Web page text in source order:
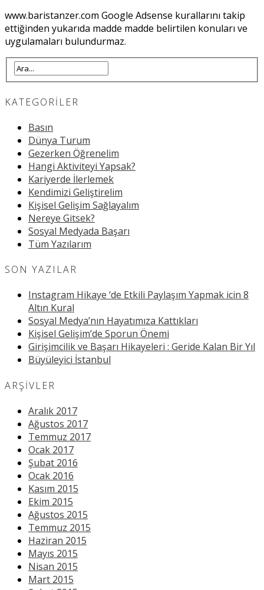
www.baristanzer.com Google Adsense kurallarını takip
ettiğinden yukarıda madde madde belirtilen konuları ve
uygulamaları bulundurmaz.
KATEGORILER
Basın
Dünya Turum
Gezerken Öğrenelim
Hangi Aktiviteyi Yapsak?
Kariyerde İlerlemek
Kendimizi Geliştirelim
Kişisel Gelişim Sağlayalım
Nereye Gitsek?
Sosyal Medyada Başarı
Tüm Yazılarım
SON YAZILAR
Instagram Hikaye ‘de Etkili Paylaşım Yapmak icin 8
Altın Kural
Sosyal Medya’nın Hayatımıza Kattıkları
Kişisel Gelişim’de Sporun Önemi
Girişimcilik ve Başarı Hikayeleri : Geride Kalan Bir Yıl
Büyüleyici İstanbul
ARŞIVLER
Aralık 2017
Ağustos 2017
Temmuz 2017
Ocak 2017
Şubat 2016
Ocak 2016
Kasım 2015
Ekim 2015
Ağustos 2015
Temmuz 2015
Haziran 2015
Mayıs 2015
Nisan 2015
Mart 2015